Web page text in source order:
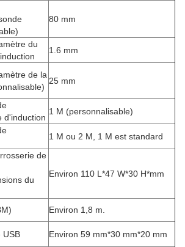
80 mm
du
1.6 mm
de la
25 mm
d'induction
1 M (personnalisable)
1 M ou 2 M, 1 M est standard
de
du
Environ 110 L*47 W*30 H*mm
Environ 1,8 m.
USB Environ 59 mm*30 mm*20 mm